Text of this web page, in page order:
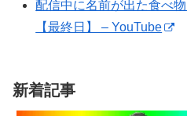
配信中に名前が出た食べ
【最終日】 – YouTube
新着記事